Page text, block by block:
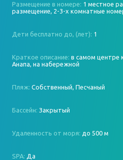
Размещение в номере: 1 местное
размещение, 2-3-х комнатные
Дети бесплатно до, (лет): 1
Краткое описание: в самом центре
Анапа, на набережной
Пляж: Собственный, Песчаный
Бассейн: Закрытый
Удаленность от моря: до 500 м
SPA: Да